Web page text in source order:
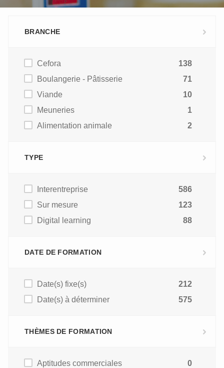
BRANCHE
Cefora
138
Boulangerie - Pâtisserie
71
Viande
10
Meuneries
1
Alimentation animale
2
TYPE
Interentreprise
586
Sur mesure
123
Digital learning
88
DATE DE FORMATION
Date(s) fixe(s)
212
Date(s) à déterminer
575
THÈMES DE FORMATION
Aptitudes commerciales
0